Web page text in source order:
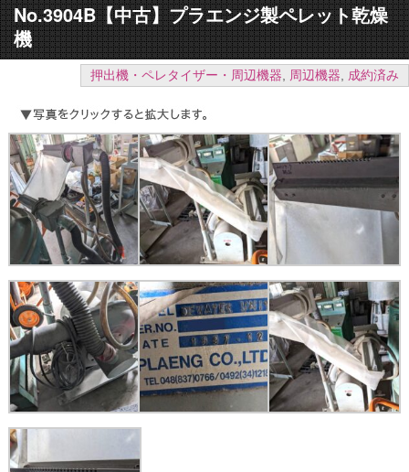
No.3904B【中古】プラエンジ製ペレット乾燥
機
押出機・ペレタイザー・周辺機器, 周辺機器, 成約済み